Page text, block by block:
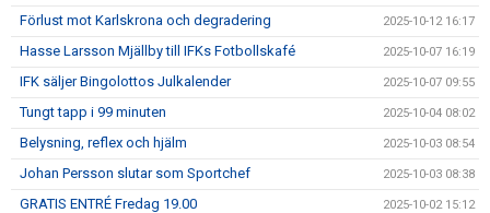
Förlust mot Karlskrona och degradering 2025-10-12 16:17
Hasse Larsson Mjällby till IFKs Fotbollskafé 2025-10-07 16:19
IFK säljer Bingolottos Julkalender 2025-10-07 09:55
Tungt tapp i 99 minuten 2025-10-04 08:02
Belysning, reflex och hjälm 2025-10-03 08:54
Johan Persson slutar som Sportchef 2025-10-03 08:38
GRATIS ENTRÉ Fredag 19.00 2025-10-02 15:12